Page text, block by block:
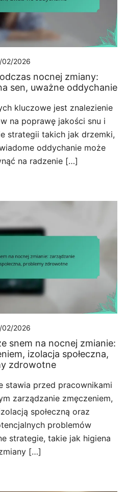
02/2026
nocnej zmiany:
sen, uważne oddychanie
kluczowe jest znalezienie
na poprawę jakości snu i
strategii takich jak drzemki,
oddychanie może
na radzenie […]
02/2026
snem na nocnej zmianie:
izolacja społeczna,
zdrowotne
stawia przed pracownikami
zarządzanie zmęczeniem,
społeczną oraz
problemów
strategie, takie jak higiena
[…]